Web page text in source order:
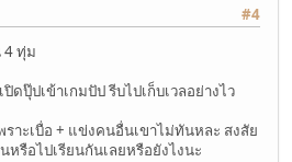
#4
4 ทุ่ม
ดปุ๊ปเข้าเกมปัป รีบไปเก็บเวลอย่างไว
ราะเบื่อ + แข่งคนอื่นเขาไม่ทันหละ สงสัย
รือไปเรียนกันเลยหรือยังไงนะ